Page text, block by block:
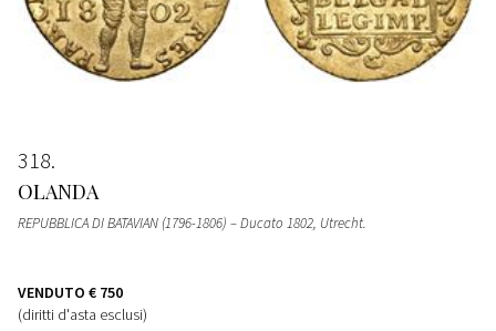
318
OLANDA
REPUBBLICA DI BATAVIAN (1796-1806) – Ducato 1802, Utrecht.
VENDUTO € 750
(diritti d'asta esclusi)